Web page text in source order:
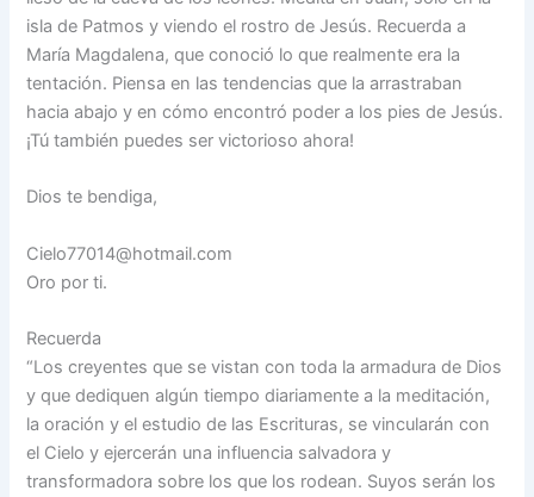
isla de Patmos y viendo el rostro de Jesús. Recuerda a
María Magdalena, que conoció lo que realmente era la
tentación. Piensa en las tendencias que la arrastraban
hacia abajo y en cómo encontró poder a los pies de Jesús.
¡Tú también puedes ser victorioso ahora!
Dios te bendiga,
Cielo77014@hotmail.com
Oro por ti.
Recuerda
“Los creyentes que se vistan con toda la armadura de Dios
y que dediquen algún tiempo diariamente a la meditación,
la oración y el estudio de las Escrituras, se vincularán con
el Cielo y ejercerán una influencia salvadora y
transformadora sobre los que los rodean. Suyos serán los